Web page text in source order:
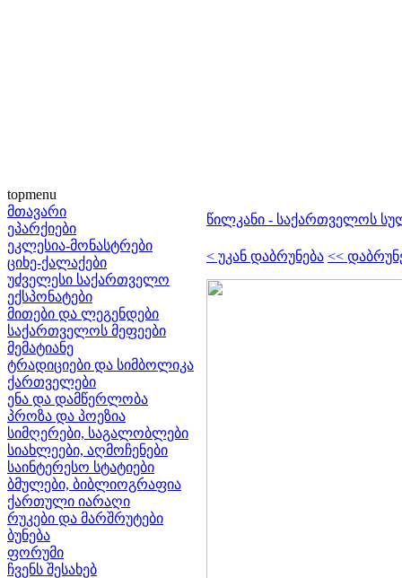
topmenu
მთავარი
ეპარქიები
ეკლესია-მონასტრები
ციხე-ქალაქები
უძველესი საქართველო
ექსპონატები
მითები და ლეგენდები
საქართველოს მეფეები
მემატიანე
ტრადიციები და სიმბოლიკა
ქართველები
ენა და დამწერლობა
პროზა და პოეზია
სიმღერები, საგალობლები
სიახლეები, აღმოჩენები
საინტერესო სტატიები
ბმულები, ბიბლიოგრაფია
ქართული იარაღი
რუკები და მარშრუტები
ბუნება
ფორუმი
ჩვენს შესახებ
წილკანი - საქართველოს
< უკან დაბრუნება <<